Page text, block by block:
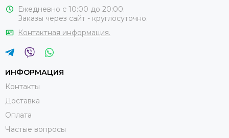
Ежедневно с 10:00 до 20:00.
Заказы через сайт - круглосуточно.
Контактная информация.
ИНФОРМАЦИЯ
Контакты
Доставка
Оплата
Частые вопросы